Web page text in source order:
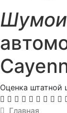
Оценка штатной
Главная